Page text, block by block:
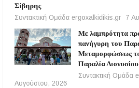
Σίβηρης
Συντακτική Ομάδα ergoxalkidikis.gr
7
Με λαμπρότητα
πανήγυρη του
Μεταμορφώσεως
Παραλία Διονυσίου
Συντακτική Ομάδα
Αυγούστου, 2026